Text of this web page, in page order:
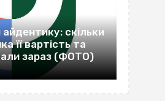
скільки
її вартість та
зараз (ФОТО)